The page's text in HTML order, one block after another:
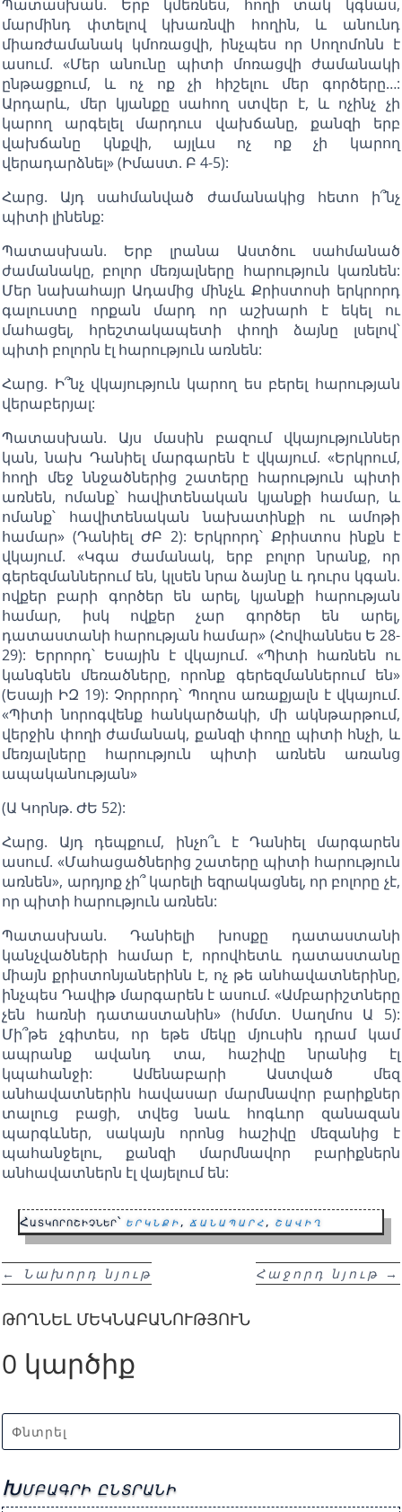
Պատասխան. Երբ կմեռնես, հողի տակ կգնաս,
մարմինդ փտելով կխառնվի հողին, և անունդ
միառժամանակ կմոռացվի, ինչպես որ Սողոմոնն է
ասում. «Մեր անունը պիտի մոռացվի ժամանակի
ընթացքում, և ոչ ոք չի հիշելու մեր գործերը…:
Արդարև, մեր կյանքը սահող ստվեր է, և ոչինչ չի
կարող արգելել մարդուս վախճանը, քանզի երբ
վախճանը կնքվի, այլևս ոչ ոք չի կարող
վերադարձնել» (Իմաստ. Բ 4-5):
Հարց. Այդ սահմանված ժամանակից հետո ի՞նչ
պիտի լինենք:
Պատասխան. Երբ լրանա Աստծու սահմանած
ժամանակը, բոլոր մեռյալները հարություն կառնեն:
Մեր նախահայր Ադամից մինչև Քրիստոսի երկրորդ
գալուստը որքան մարդ որ աշխարհ է եկել ու
մահացել, հրեշտակապետի փողի ձայնը լսելով՝
պիտի բոլորն էլ հարություն առնեն:
Հարց. Ի՞նչ վկայություն կարող ես բերել հարության
վերաբերյալ:
Պատասխան. Այս մասին բազում վկայություններ
կան, նախ Դանիել մարգարեն է վկայում. «Երկրում,
հողի մեջ ննջածներից շատերը հարություն պիտի
առնեն, ոմանք՝ հավիտենական կյանքի համար, և
ոմանք՝ հավիտենական նախատինքի ու ամոթի
համար» (Դանիել ԺԲ 2): Երկրորդ՝ Քրիստոս ինքն է
վկայում. «Կգա ժամանակ, երբ բոլոր նրանք, որ
գերեզմաններում են, կլսեն նրա ձայնը և դուրս կգան.
ովքեր բարի գործեր են արել, կյանքի հարության
համար, իսկ ովքեր չար գործեր են արել,
դատաստանի հարության համար» (Հովհաննես Ե 28-
29): Երրորդ՝ Եսային է վկայում. «Պիտի հառնեն ու
կանգնեն մեռածները, որոնք գերեզմաններում են»
(Եսայի ԻԶ 19): Չորրորդ՝ Պողոս առաքյալն է վկայում.
«Պիտի նորոգվենք հանկարծակի, մի ակնթարթում,
վերջին փողի ժամանակ, քանզի փողը պիտի հնչի, և
մեռյալները հարություն պիտի առնեն առանց
ապականության»
(Ա Կորնթ. ԺԵ 52):
Հարց. Այդ դեպքում, ինչո՞ւ է Դանիել մարգարեն
ասում. «Մահացածներից շատերը պիտի հարություն
առնեն», արդյոք չի՞ կարելի եզրակացնել, որ բոլորը չէ,
որ պիտի հարություն առնեն:
Պատասխան. Դանիելի խոսքը դատաստանի
կանչվածների համար է, որովհետև դատաստանը
միայն քրիստոնյաներինն է, ոչ թե անհավատներինը,
ինչպես Դավիթ մարգարեն է ասում. «Ամբարիշտները
չեն հառնի դատաստանին» (հմմտ. Սաղմոս Ա 5):
Մի՞թե չգիտես, որ եթե մեկը մյուսին դրամ կամ
ապրանք ավանդ տա, հաշիվը նրանից էլ
կպահանջի: Ամենաբարի Աստված մեզ
անհավատներին հավասար մարմնավոր բարիքներ
տալուց բացի, տվեց նաև հոգևոր զանազան
պարգևներ, սակայն որոնց հաշիվը մեզանից է
պահանջելու, քանզի մարմնավոր բարիքներն
անհավատներն էլ վայելում են:
Հատկորոշիչներ՝ երկնքի, ճանապարհ, շավիղ
← Նախորդ նյութ Հաջորդ նյութ →
ԹՈՂՆԵԼ ՄԵԿՆԱԲԱՆՈՒԹՅՈՒՆ
0 կարծիք
Խմբագրի ընտրանի